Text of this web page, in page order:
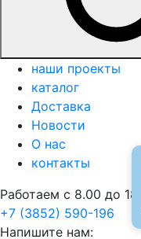
наши проекты
каталог
Доставка
Новости
О нас
контакты
Работаем с 8.00 до
+7 (3852) 590-196
Напишите нам: